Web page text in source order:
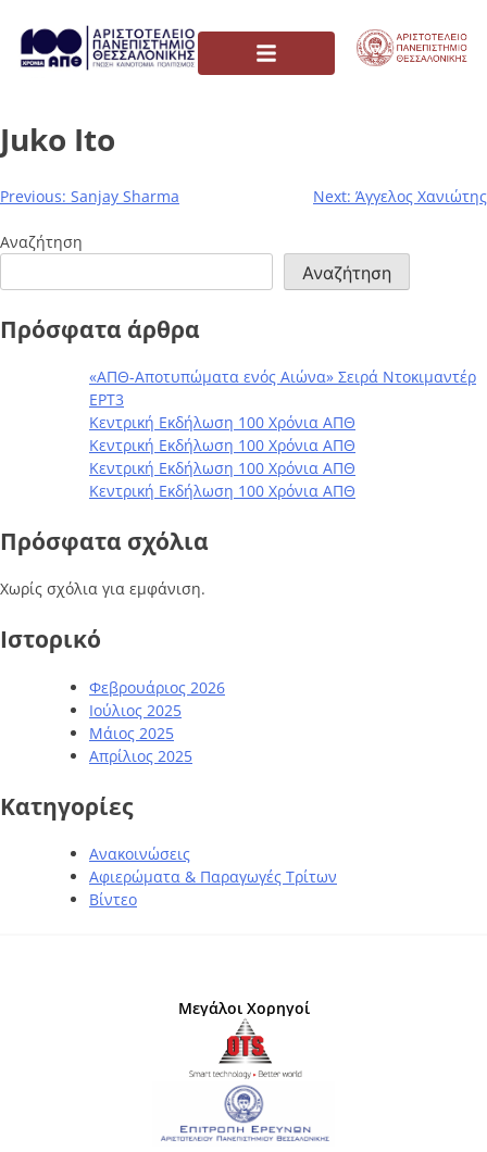
Juko Ito
Previous: Sanjay Sharma Next: Άγγελος Χανιώτης
Αναζήτηση
Αναζήτηση
Πρόσφατα άρθρα
«ΑΠΘ-Αποτυπώματα ενός Αιώνα» Σειρά Ντοκιμαντέρ
ΕΡΤ3
Κεντρική Εκδήλωση 100 Χρόνια ΑΠΘ
Κεντρική Εκδήλωση 100 Χρόνια ΑΠΘ
Κεντρική Εκδήλωση 100 Χρόνια ΑΠΘ
Κεντρική Εκδήλωση 100 Χρόνια ΑΠΘ
Πρόσφατα σχόλια
Χωρίς σχόλια για εμφάνιση.
Ιστορικό
Φεβρουάριος 2026
Ιούλιος 2025
Μάιος 2025
Απρίλιος 2025
Kατηγορίες
Ανακοινώσεις
Αφιερώματα & Παραγωγές Τρίτων
Βίντεο
Μεγάλοι Χορηγοί